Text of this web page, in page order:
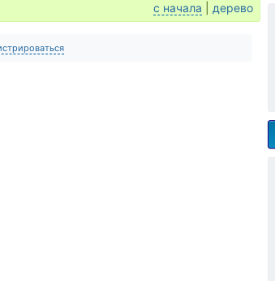
с начала дерево